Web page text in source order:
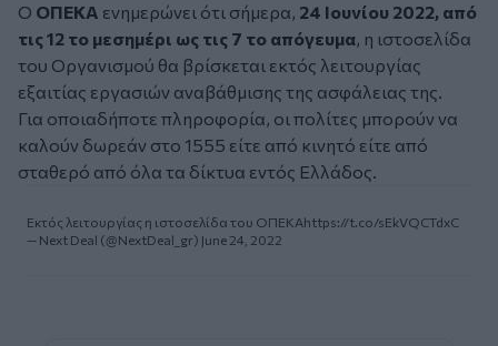
Ο ΟΠΕΚΑ ενημερώνει ότι σήμερα, 24 Ιουνίου 2022, από
τις 12 το μεσημέρι ως τις 7 το απόγευμα, η ιστοσελίδα
του Οργανισμού θα βρίσκεται εκτός λειτουργίας
εξαιτίας εργασιών αναβάθμισης της ασφάλειας της.
Για οποιαδήποτε πληροφορία, οι πολίτες μπορούν να
καλούν δωρεάν στο 1555 είτε από κινητό είτε από
σταθερό από όλα τα δίκτυα εντός Ελλάδος.
Εκτός λειτουργίας η ιστοσελίδα του ΟΠΕΚΑhttps://t.co/sEkVQCTdxC
— Next Deal (@NextDeal_gr) June 24, 2022